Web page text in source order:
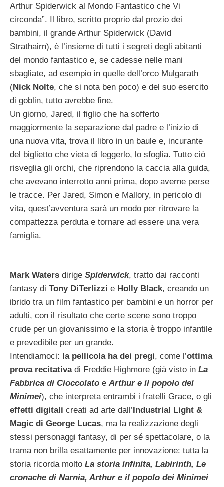
Arthur Spiderwick al Mondo Fantastico che Vi
circonda”. Il libro, scritto proprio dal prozio dei
bambini, il grande Arthur Spiderwick (David
Strathairn), è l’insieme di tutti i segreti degli abitanti
del mondo fantastico e, se cadesse nelle mani
sbagliate, ad esempio in quelle dell’orco Mulgarath
(Nick Nolte, che si nota ben poco) e del suo esercito
di goblin, tutto avrebbe fine.
Un giorno, Jared, il figlio che ha sofferto
maggiormente la separazione dal padre e l’inizio di
una nuova vita, trova il libro in un baule e, incurante
del biglietto che vieta di leggerlo, lo sfoglia. Tutto ciò
risveglia gli orchi, che riprendono la caccia alla guida,
che avevano interrotto anni prima, dopo averne perse
le tracce. Per Jared, Simon e Mallory, in pericolo di
vita, quest’avventura sarà un modo per ritrovare la
compattezza perduta e tornare ad essere una vera
famiglia.
Mark Waters dirige Spiderwick, tratto dai racconti
fantasy di Tony DiTerlizzi e Holly Black, creando un
ibrido tra un film fantastico per bambini e un horror per
adulti, con il risultato che certe scene sono troppo
crude per un giovanissimo e la storia è troppo infantile
e prevedibile per un grande.
Intendiamoci: la pellicola ha dei pregi, come l’ottima
prova recitativadi Freddie Highmore (già visto in La
Fabbrica di Cioccolato e Arthur e il popolo dei
Minimei), che interpreta entrambi i fratelli Grace, o gli
effetti digitali creati ad arte dall’Industrial Light &
Magic di George Lucas, ma la realizzazione degli
stessi personaggi fantasy, di per sé spettacolare, o la
trama non brilla esattamente per innovazione: tutta la
storia ricorda molto La storia infinita, Labirinth, Le
cronache di Narnia, Arthur e il popolo dei Minimei